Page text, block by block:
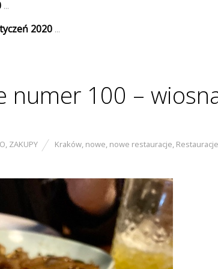
...
2020 ...
numer 100 –
, ZAKUPY Kraków, nowe, nowe restauracje, Restauracje